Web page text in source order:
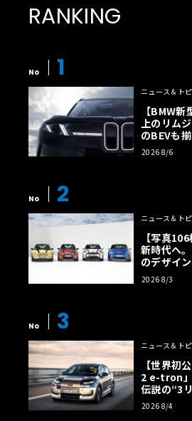
いルーフライン、なだらかに落ちる
る。耐候性に優れた格納式の布ルー
る。なお、すべて「W205」の系列
ョンワゴンのコードは「S205」、
リオレは「A205」となる。
RANKING
No 1
ニュース＆ト
【BMW
上のリム
のBEVも
様の全貌
2026 8/6
No 2
ニュース＆ト
【写真
新時代へ
のデザイ
2026 8/3
No 3
ニュース＆ト
【世界初
2 e-tron」
伝説の“3
効率エン
【画像38枚
2026 8/4